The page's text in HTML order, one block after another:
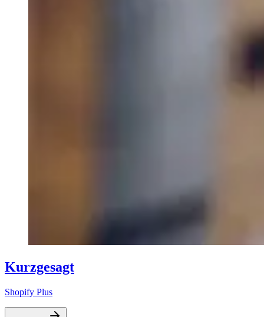
Kurzgesagt
Shopify Plus